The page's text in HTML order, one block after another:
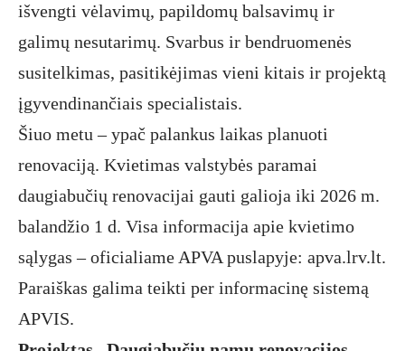
išvengti vėlavimų, papildomų balsavimų ir
galimų nesutarimų. Svarbus ir bendruomenės
susitelkimas, pasitikėjimas vieni kitais ir projektą
įgyvendinančiais specialistais.
Šiuo metu – ypač palankus laikas planuoti
renovaciją. Kvietimas valstybės paramai
daugiabučių renovacijai gauti galioja iki 2026 m.
balandžio 1 d. Visa informacija apie kvietimo
sąlygas – oficialiame APVA puslapyje: apva.lrv.lt.
Paraiškas galima teikti per informacinę sistemą
APVIS.